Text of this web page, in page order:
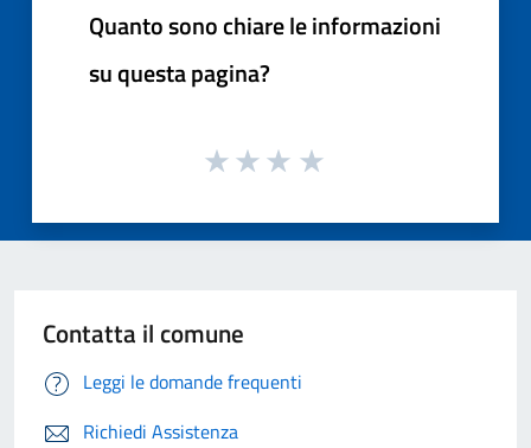
Quanto sono chiare le informazioni
su questa pagina?
Contatta il comune
Leggi le domande frequenti
Richiedi Assistenza